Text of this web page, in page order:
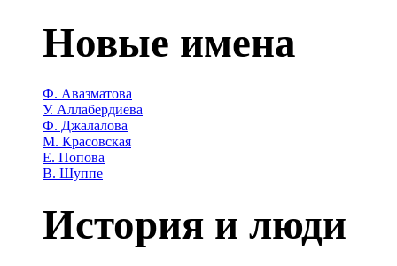
Новые имена
Ф. Авазматова
У. Аллабердиева
Ф. Джалалова
М. Красовская
Е. Попова
В. Шуппе
История и люди